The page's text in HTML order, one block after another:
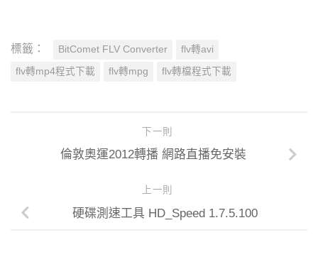
標籤： BitComet FLV Converter flv轉avi
flv轉mp4程式下載 flv轉mpg flv轉檔程式下載
下一則
倫敦奧運2012轉播 網路直播免安裝
上一則
硬碟測速工具 HD_Speed 1.7.5.100